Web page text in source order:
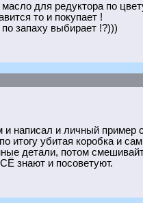
для редуктора по
то и покупает !
запаху выбирает !?)))
и написал и личный
итогу убитая коробка и
детали, потом
знают и посоветуют.